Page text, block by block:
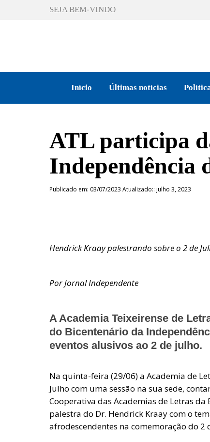
SEJA BEM-VINDO
Início Últimas notícias
ATL participa
Independência
Publicado em: 03/07/2023 Atualizado:: julho 3, 2023
Hendrick Kraay palestrando sobre o 2 de
Por Jornal Independente
A Academia Teixeirense de
do Bicentenário da
eventos alusivos ao 2 de julho.
Na quinta-feira (29/06) a Academia de
Julho com uma sessão na sua sede,
Cooperativa das Academias de Letras da
palestra do Dr. Hendrick Kraay com o
afrodescendentes na comemoração do 2